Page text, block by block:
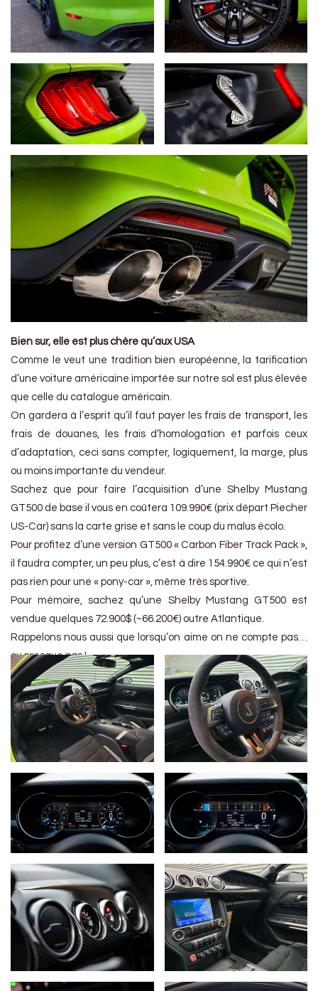
Bien sur, elle est plus chère qu’aux USA
Comme le veut une tradition bien européenne, la tarification
d’une voiture américaine importée sur notre sol est plus élevée
que celle du catalogue américain.
On gardera à l’esprit qu’il faut payer les frais de transport, les
frais de douanes, les frais d’homologation et parfois ceux
d’adaptation, ceci sans compter, logiquement, la marge, plus
ou moins importante du vendeur.
Sachez que pour faire l’acquisition d’une Shelby Mustang
GT500 de base il vous en coûtera 109.990€ (prix départ Piecher
US-Car) sans la carte grise et sans le coup du malus écolo.
Pour profitez d’une version GT500 « Carbon Fiber Track Pack »,
il faudra compter, un peu plus, c’est à dire 154.990€ ce qui n’est
pas rien pour une « pony-car », même très sportive.
Pour mémoire, sachez qu’une Shelby Mustang GT500 est
vendue quelques 72.900$ (~66.200€) outre Atlantique.
Rappelons nous aussi que lorsqu’on aime on ne compte pas…
ou presque pas !